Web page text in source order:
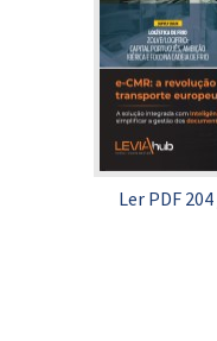
Ler PDF 204